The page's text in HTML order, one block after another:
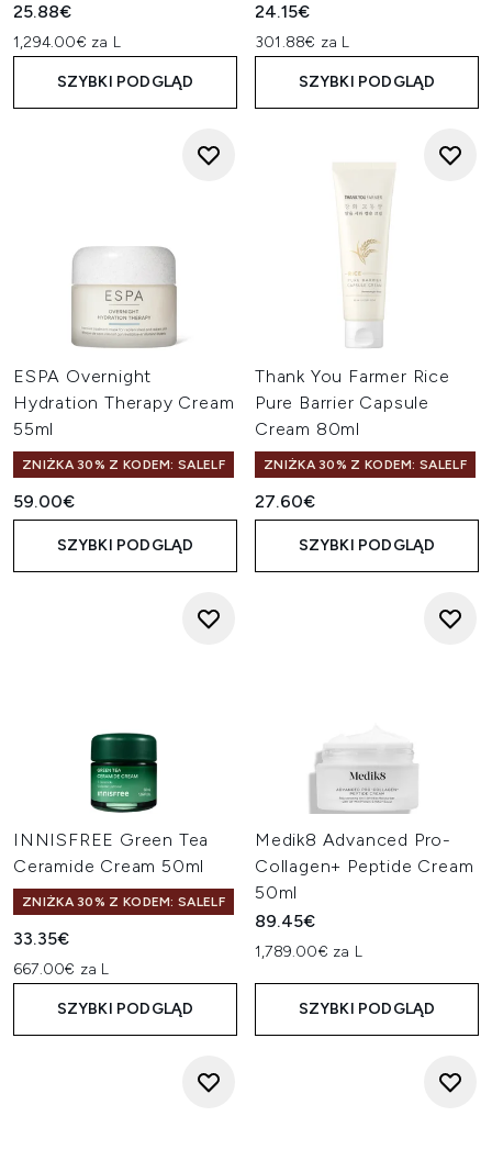
25.88€
1,294.00€ za L
SZYBKI PODGLĄD
24.15€
301.88€ za L
SZYBKI PODGLĄD
ESPA Overnight
Hydration Therapy Cream
55ml
ZNIŻKA 30% Z KODEM: SALELF
59.00€
SZYBKI PODGLĄD
Thank You Farmer Rice
Pure Barrier Capsule
Cream 80ml
ZNIŻKA 30% Z KODEM: SALELF
27.60€
SZYBKI PODGLĄD
INNISFREE Green Tea
Ceramide Cream 50ml
ZNIŻKA 30% Z KODEM: SALELF
33.35€
667.00€ za L
SZYBKI PODGLĄD
Medik8 Advanced Pro-
Collagen+ Peptide Cream
50ml
89.45€
1,789.00€ za L
SZYBKI PODGLĄD